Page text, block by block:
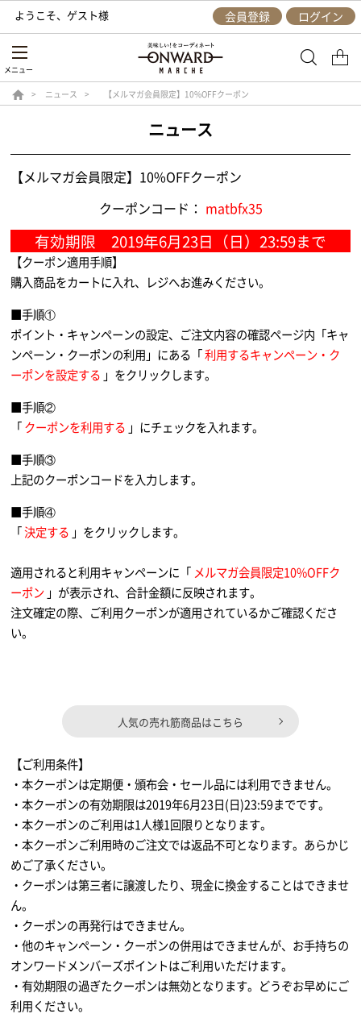
ようこそ、 ゲスト様 会員登録 ログイン
メニュー
ニュース 【メルマガ会員限定】10%OFFクーポン
ニュース
【メルマガ会員限定】10%OFFクーポン
クーポンコード： matbfx35
有効期限 2019年6月23日（日）23:59まで
【クーポン適用手順】
購入商品をカートに入れ、レジへお進みください。
■手順①
ポイント・キャンペーンの設定、ご注文内容の確認ページ内「キャ
ンペーン・クーポンの利用」にある「利用するキャンペーン・ク
ーポンを設定する 」をクリックします。
■手順②
「クーポンを利用する 」にチェックを入れます。
■手順③
上記のクーポンコードを入力します。
■手順④
「決定する 」をクリックします。
適用されると利用キャンペーンに「 メルマガ会員限定10%OFFク
ーポン 」が表示され、合計金額に反映されます。
注文確定の際、ご利用クーポンが適用されているかご確認くださ
い。
人気の売れ筋商品はこちら
【ご利用条件】
・本クーポンは定期便・頒布会・セール品には利用できません。
・本クーポンの有効期限は2019年6月23日(日)23:59までです。
・本クーポンのご利用は1人様1回限りとなります。
・本クーポンご利用時のご注文では返品不可となります。あらかじ
めご了承ください。
・クーポンは第三者に譲渡したり、現金に換金することはできませ
ん。
・クーポンの再発行はできません。
・他のキャンペーン・クーポンの併用はできませんが、お手持ちの
オンワードメンバーズポイントはご利用いただけます。
・有効期限の過ぎたクーポンは無効となります。どうぞお早めにご
利用ください。